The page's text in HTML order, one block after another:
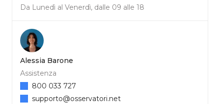
Da Lunedì al Venerdì, dalle 09 alle 18
Alessia Barone
Assistenza
800 033 727
supporto@osservatori.net